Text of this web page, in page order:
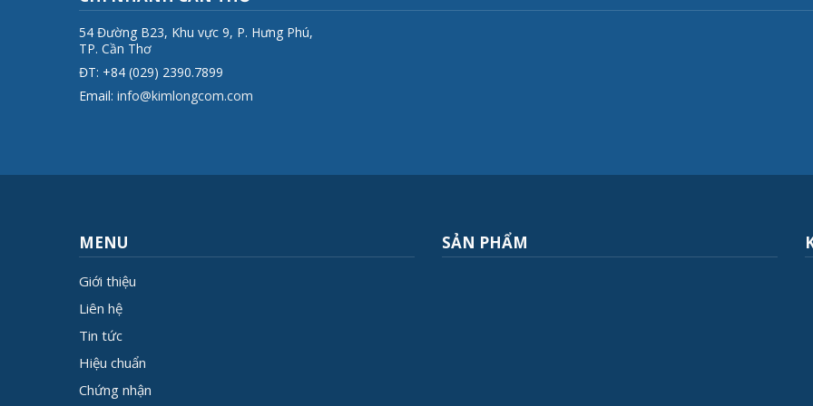
54 Đường B23, Khu vực 9, P. Hưng Phú,
TP. Cần Thơ
ĐT: +84 (029) 2390.7899
Email: info@kimlongcom.com
MENU
Giới thiệu
Liên hệ
Tin tức
Hiệu chuẩn
Chứng nhận
SẢN PHẨM